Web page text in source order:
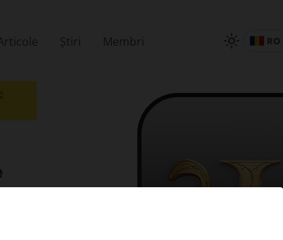
Știri Membri RO